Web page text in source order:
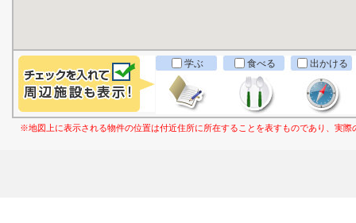
学ぶ 食べる 出かける
※地図上に表示される物件の位置は付近住所に所在することを表すものであり、実